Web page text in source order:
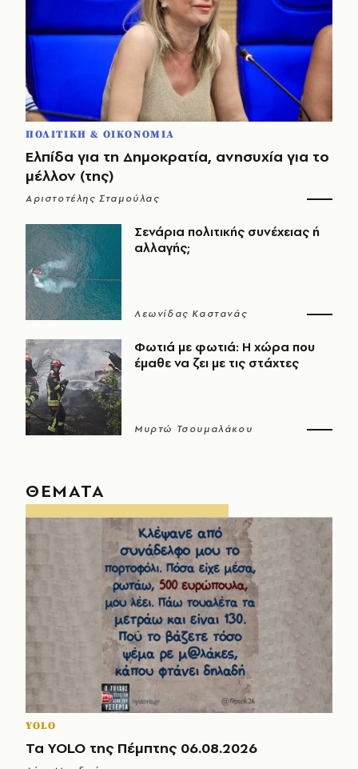
ΠΟΛΙΤΙΚΗ & ΟΙΚΟΝΟΜΙΑ
Ελπίδα για τη Δημοκρατία, ανησυχία για το
μέλλον (της)
Αριστοτέλης Σταμούλας
Σενάρια πολιτικής συνέχειας ή
αλλαγής;
Λεωνίδας Καστανάς
Φωτιά με φωτιά: Η χώρα που
έμαθε να ζει με τις στάχτες
Μυρτώ Τσουμαλάκου
ΘΕΜΑΤΑ
YOLO
Τα YOLO της Πέμπτης 06.08.2026